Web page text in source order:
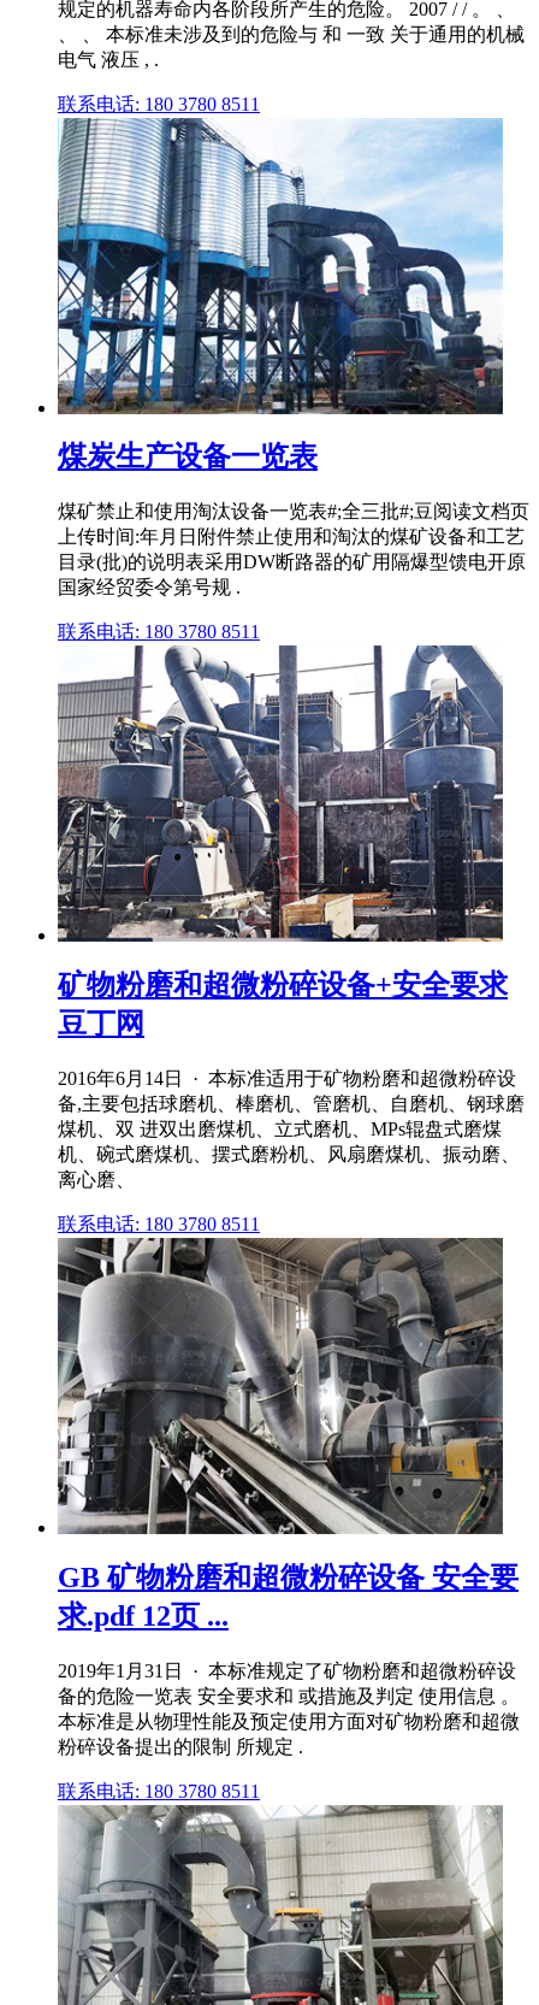
规定的机器寿命内各阶段所产生的危险。 2007 / / 。 、
、 、 本标准未涉及到的危险与 和 一致 关于通用的机械
电气 液压 , .
联系电话: 180 3780 8511
煤炭生产设备一览表
煤矿禁止和使用淘汰设备一览表#;全三批#;豆阅读文档页
上传时间:年月日附件禁止使用和淘汰的煤矿设备和工艺
目录(批)的说明表采用DW断路器的矿用隔爆型馈电开原
国家经贸委令第号规 .
联系电话: 180 3780 8511
矿物粉磨和超微粉碎设备+安全要求
豆丁网
2016年6月14日 · 本标准适用于矿物粉磨和超微粉碎设
备,主要包括球磨机、棒磨机、管磨机、自磨机、钢球磨
煤机、双 进双出磨煤机、立式磨机、MPs辊盘式磨煤
机、碗式磨煤机、摆式磨粉机、风扇磨煤机、振动磨、
离心磨、
联系电话: 180 3780 8511
GB 矿物粉磨和超微粉碎设备 安全要
求.pdf 12页 ...
2019年1月31日 · 本标准规定了矿物粉磨和超微粉碎设
备的危险一览表 安全要求和 或措施及判定 使用信息 。
本标准是从物理性能及预定使用方面对矿物粉磨和超微
粉碎设备提出的限制 所规定 .
联系电话: 180 3780 8511